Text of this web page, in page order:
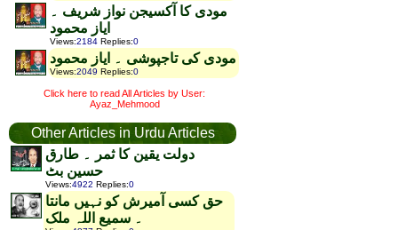
مودی کا آکسیجن نواز شریف ۔
ایاز محمود
Views:2184 Replies:0
مودی کی تاجپوشی ۔ ایاز محمود
Views:2049 Replies:0
Click here to read All Articles by User:
Ayaz_Mehmood
Other Articles in Urdu Articles
دولت یقین کا ثمر ۔ طارق
حسین بٹ
Views:4922 Replies:0
حق کسی آمیرش کو نہیں مانتا
۔ سمیع اللہ ملک